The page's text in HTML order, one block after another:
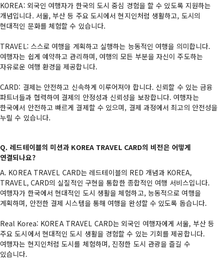
KOREA: 외국인 여행자가 한국의 도시 중심 경험을 할 수 있도록 지원하는
개념입니다. 서울, 부산 등 주요 도시에서 현지인처럼 생활하고, 도시의
현대적인 문화를 체험할 수 있습니다.
TRAVEL: 스스로 여행을 계획하고 실행하는 능동적인 여행을 의미합니다.
여행자는 쉽게 예약하고 관리하며, 여행의 모든 부분을 자신이 주도하는
자유로운 여행 환경을 제공합니다.
CARD: 결제는 안전하고 신속하게 이루어져야 합니다. 신뢰할 수 있는 금융
파트너들과 협력하여 결제의 안정성과 신뢰성을 보장합니다. 여행자는
한국에서 안전하고 빠르게 결제할 수 있으며, 결제 과정에서 최고의 안전성을
누릴 수 있습니다.
Q. 레드테이블의 미션과 KOREA TRAVEL CARD의 비전은 어떻게
연결되나요?
A. KOREA TRAVEL CARD는 레드테이블의 RED 개념과 KOREA,
TRAVEL, CARD의 실질적인 구현을 통합한 종합적인 여행 서비스입니다.
여행자가 한국에서 현대적인 도시 생활을 체험하고, 능동적으로 여행을
계획하며, 안전한 결제 시스템을 통해 여행을 완성할 수 있도록 돕습니다.
Real Korea: KOREA TRAVEL CARD는 외국인 여행자에게 서울, 부산 등
주요 도시에서 현대적인 도시 생활을 경험할 수 있는 기회를 제공합니다.
여행자는 현지인처럼 도시를 체험하며, 진정한 도시 관광을 즐길 수
있습니다.